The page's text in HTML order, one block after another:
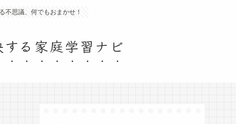
不思議、何でもおまかせ！
る家庭学習ナビ